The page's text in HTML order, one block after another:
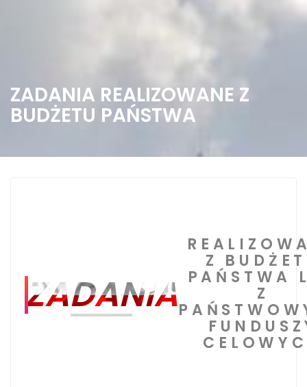
ZADANIA REALIZOWANE Z
BUDŻETU PAŃSTWA
ZADANIA
Z
PAŃSTWA
Z